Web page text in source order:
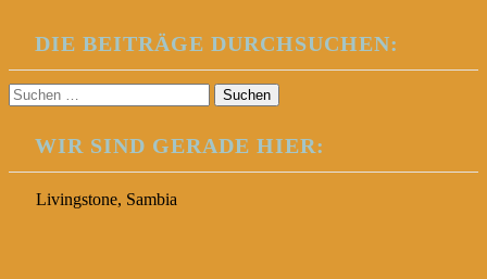
DIE BEITRÄGE DURCHSUCHEN:
Suchen
nach:
WIR SIND GERADE HIER:
Livingstone, Sambia